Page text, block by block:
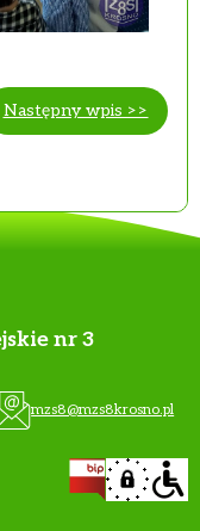
Następny wpis >>
nr 3
mzs8@mzs8krosno.pl